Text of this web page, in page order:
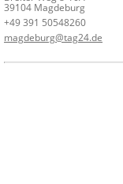
39104 Magdeburg
+49 391 50548260
magdeburg@tag24.de